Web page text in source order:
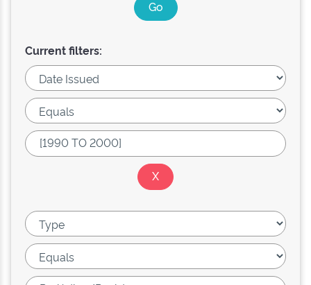
Current filters: